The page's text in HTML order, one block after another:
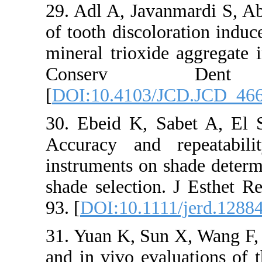
29. Adl A,
of tooth
mineral trioxide
Conserv
[DOI:10.4103/
30. Ebeid K,
Accuracy and
instruments on
shade selection. J
93. [DOI:10.1111/
31. Yuan K, Sun
and in vivo